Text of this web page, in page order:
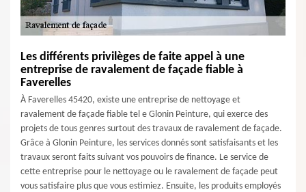
Les différents privilèges de faite appel à une
entreprise de ravalement de façade fiable à
Faverelles
À Faverelles 45420, existe une entreprise de nettoyage et
ravalement de façade fiable tel e Glonin Peinture, qui exerce des
projets de tous genres surtout des travaux de ravalement de façade.
Grâce à Glonin Peinture, les services donnés sont satisfaisants et les
travaux seront faits suivant vos pouvoirs de finance. Le service de
cette entreprise pour le nettoyage ou le ravalement de façade peut
vous satisfaire plus que vous estimiez. Ensuite, les produits employés